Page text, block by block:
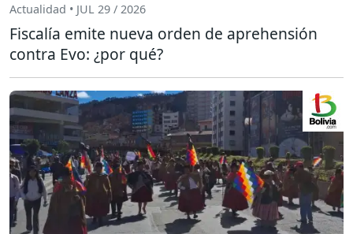
Actualidad • JUL 29 / 2026
Fiscalía emite nueva orden de aprehensión
contra Evo: ¿por qué?